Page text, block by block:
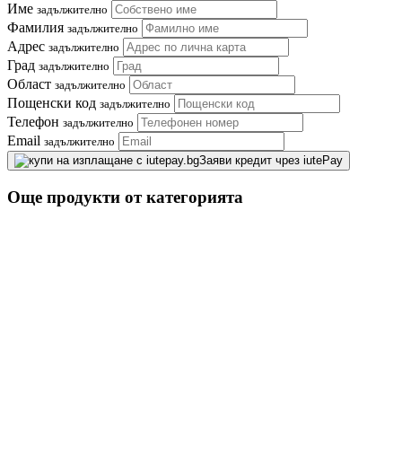
Име задължително
Фамилия задължително
Адрес задължително
Град задължително
Област задължително
Пощенски код задължително
Телефон задължително
Email задължително
Заяви кредит чрез iutePay
Още продукти от категорията